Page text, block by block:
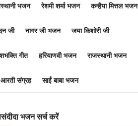
भजन रेशमी शर्मा भजन कन्हैया मित्तल भजन
जी नागर जी भजन जया किशोरी जी
गीत हरियाणवी भजन राजस्थानी भजन
आरती संग्रह साईं बाबा भजन
भजन सर्च करें